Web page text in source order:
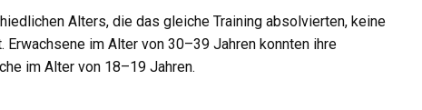
Alters, die das gleiche Training absolvierten, keine
im Alter von 30–39 Jahren konnten ihre
im Alter von 18–19 Jahren.